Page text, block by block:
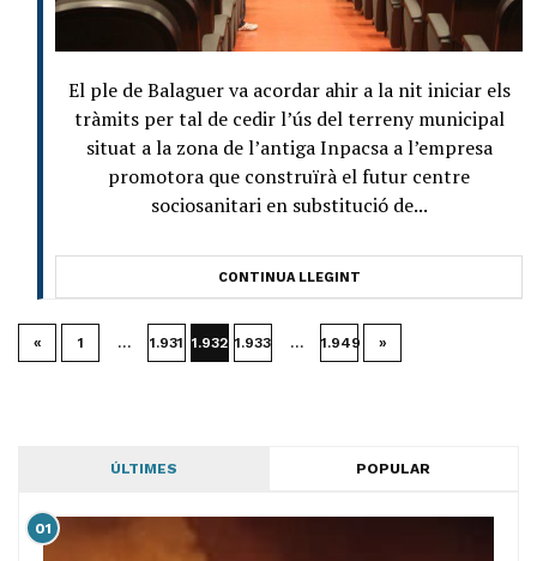
El ple de Balaguer va acordar ahir a la nit iniciar els
tràmits per tal de cedir l’ús del terreny municipal
situat a la zona de l’antiga Inpacsa a l’empresa
promotora que construïrà el futur centre
sociosanitari en substitució de...
CONTINUA LLEGINT
« 1 … 1.931 1.932 1.933 … 1.949 »
ÚLTIMES POPULAR
01